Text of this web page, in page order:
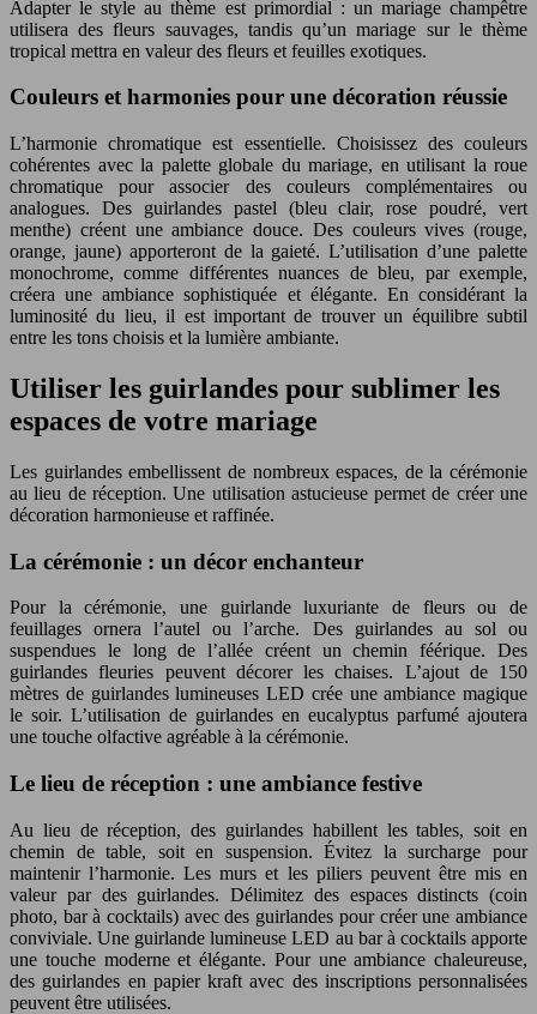
Adapter le style au thème est primordial : un mariage champêtre
utilisera des fleurs sauvages, tandis qu’un mariage sur le thème
tropical mettra en valeur des fleurs et feuilles exotiques.
Couleurs et harmonies pour une décoration réussie
L’harmonie chromatique est essentielle. Choisissez des couleurs
cohérentes avec la palette globale du mariage, en utilisant la roue
chromatique pour associer des couleurs complémentaires ou
analogues. Des guirlandes pastel (bleu clair, rose poudré, vert
menthe) créent une ambiance douce. Des couleurs vives (rouge,
orange, jaune) apporteront de la gaieté. L’utilisation d’une palette
monochrome, comme différentes nuances de bleu, par exemple,
créera une ambiance sophistiquée et élégante. En considérant la
luminosité du lieu, il est important de trouver un équilibre subtil
entre les tons choisis et la lumière ambiante.
Utiliser les guirlandes pour sublimer les
espaces de votre mariage
Les guirlandes embellissent de nombreux espaces, de la cérémonie
au lieu de réception. Une utilisation astucieuse permet de créer une
décoration harmonieuse et raffinée.
La cérémonie : un décor enchanteur
Pour la cérémonie, une guirlande luxuriante de fleurs ou de
feuillages ornera l’autel ou l’arche. Des guirlandes au sol ou
suspendues le long de l’allée créent un chemin féérique. Des
guirlandes fleuries peuvent décorer les chaises. L’ajout de 150
mètres de guirlandes lumineuses LED crée une ambiance magique
le soir. L’utilisation de guirlandes en eucalyptus parfumé ajoutera
une touche olfactive agréable à la cérémonie.
Le lieu de réception : une ambiance festive
Au lieu de réception, des guirlandes habillent les tables, soit en
chemin de table, soit en suspension. Évitez la surcharge pour
maintenir l’harmonie. Les murs et les piliers peuvent être mis en
valeur par des guirlandes. Délimitez des espaces distincts (coin
photo, bar à cocktails) avec des guirlandes pour créer une ambiance
conviviale. Une guirlande lumineuse LED au bar à cocktails apporte
une touche moderne et élégante. Pour une ambiance chaleureuse,
des guirlandes en papier kraft avec des inscriptions personnalisées
peuvent être utilisées.